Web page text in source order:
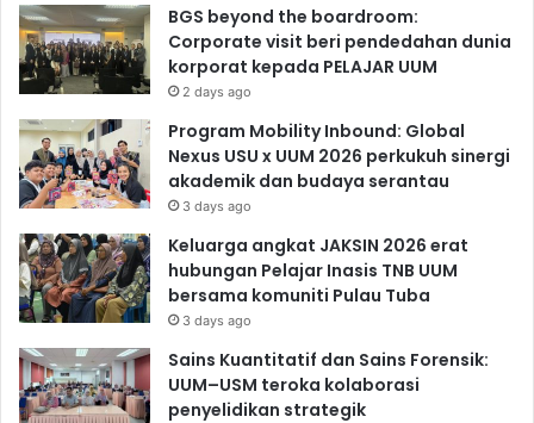
BGS beyond the boardroom:
Corporate visit beri pendedahan dunia
korporat kepada PELAJAR UUM
2 days ago
Program Mobility Inbound: Global
Nexus USU x UUM 2026 perkukuh sinergi
akademik dan budaya serantau
3 days ago
Keluarga angkat JAKSIN 2026 erat
hubungan Pelajar Inasis TNB UUM
bersama komuniti Pulau Tuba
3 days ago
Sains Kuantitatif dan Sains Forensik:
UUM–USM teroka kolaborasi
penyelidikan strategik